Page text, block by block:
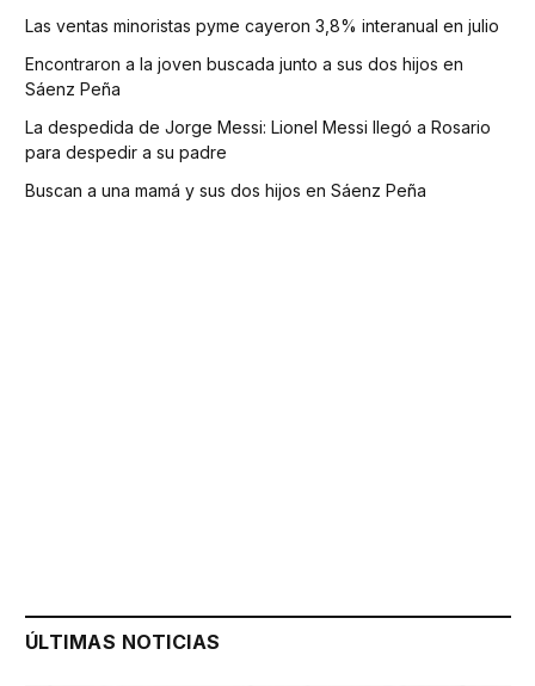
Las ventas minoristas pyme cayeron 3,8% interanual en julio
Encontraron a la joven buscada junto a sus dos hijos en
Sáenz Peña
La despedida de Jorge Messi: Lionel Messi llegó a Rosario
para despedir a su padre
Buscan a una mamá y sus dos hijos en Sáenz Peña
ÚLTIMAS NOTICIAS